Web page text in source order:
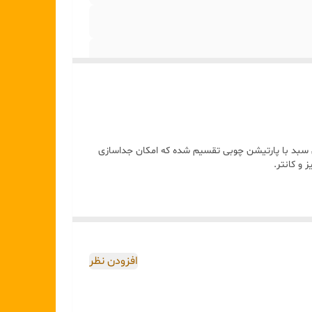
با پارتیشن چوبی تقسیم شده که امکان جداسازی
و کانتر.
افزودن نظر